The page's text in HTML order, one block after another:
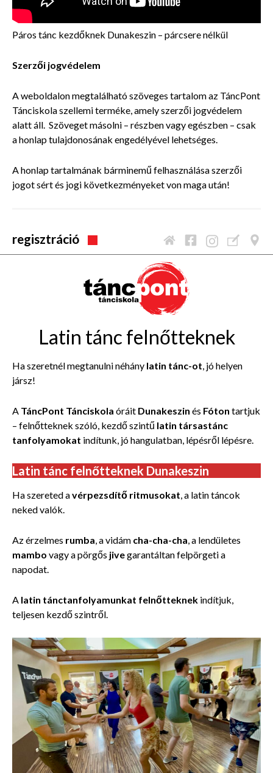
Páros tánc kezdőknek Dunakeszin – párcsere nélkül
Szerzői jogvédelem
A weboldalon megtalálható szöveges tartalom az TáncPont
Tánciskola szellemi terméke, amely szerzői jogvédelem
alatt áll. Szöveget másolni – részben vagy egészben – csak
a honlap tulajdonosának engedélyével lehetséges.
A honlap tartalmának bárminemű felhasználása szerzői
jogot sért és jogi következményeket von maga után!
regisztráció
Latin tánc felnőtteknek
Ha szeretnél megtanulni néhány latin tánc-ot, jó helyen
jársz!
A TáncPont Tánciskola óráit Dunakeszin és Fóton tartjuk
– felnőtteknek szóló, kezdő szintű latin társastánc
tanfolyamokat indítunk, jó hangulatban, lépésről lépésre.
Latin tánc felnőtteknek Dunakeszin
Ha szereted avérpezsdítő ritmusokat, a latin táncok
neked valók.
Az érzelmes rumba, a vidám cha-cha-cha, a lendületes
mambo vagy a pörgős jivegarantáltan felpörgeti a
napodat.
A latin tánctanfolyamunkat felnőtteknek indítjuk,
teljesen kezdő szintről.